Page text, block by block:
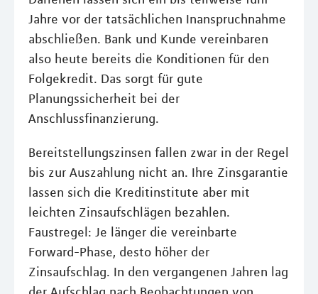
Jahre vor der tatsächlichen Inanspruchnahme
abschließen. Bank und Kunde vereinbaren
also heute bereits die Konditionen für den
Folgekredit. Das sorgt für gute
Planungssicherheit bei der
Anschlussfinanzierung.
Bereitstellungszinsen fallen zwar in der Regel
bis zur Auszahlung nicht an. Ihre Zinsgarantie
lassen sich die Kreditinstitute aber mit
leichten Zinsaufschlägen bezahlen.
Faustregel: Je länger die vereinbarte
Forward-Phase, desto höher der
Zinsaufschlag. In den vergangenen Jahren lag